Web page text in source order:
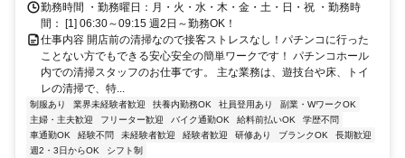
勤務時間 ・勤務曜日：月・火・水・木・金・土・日・祝 ・勤務時
間： [1] 06:30～09:15 週2日～勤務OK！
仕事内容 開店前の清掃なので接客ストレスなし！パチンコに行った
ことない方でもできる安心安全の簡単ワークです！ パチンコホール
内での清掃スタッフのお仕事です。 主な業務は、遊技台や床、トイ
レの清掃で、特...
制服あり 業界未経験者歓迎 扶養内勤務OK 社員登用あり
副業・WワークOK
主婦・主夫歓迎
フリーター歓迎 バイク通勤OK 給料前払いOK
学歴不問
車通勤OK
経験不問 未経験者歓迎 経験者歓迎 研修あり ブランクOK
長期歓迎
週2・3日からOK
シフト制